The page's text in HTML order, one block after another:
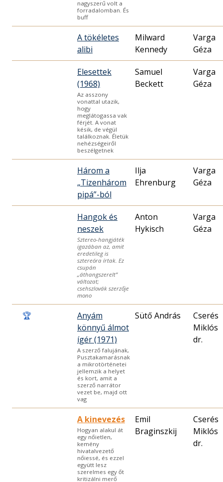
nagyszerű volt a
forradalomban. És
buff
A tökéletes
alibi
Milward
Kennedy
Varga
Géza
Elesettek
(1968)
Az asszony
vonattal utazik,
hogy
meglátogassa vak
férjét. A vonat
késik, de végül
találkoznak. Életük
nehézségeiről
beszélgetnek
Samuel
Beckett
Varga
Géza
Három a
„Tizenhárom
pipá”-ból
Ilja
Ehrenburg
Varga
Géza
Hangok és
neszek
Sztereo-hangjáték
igazában az, amit
eredetileg is
sztereóra írtak. Ez
csupán
„áthangszerelt”
változat;
csehszlovák szerzője
mono
Anton
Hykisch
Varga
Géza
🏆
Anyám
könnyű álmot
ígér (1971)
A szerző falujának,
Pusztakamarásnak
a mikrotörténetei
jellemzik a helyet
és kort, amit a
szerző narrátor
vezet be, majd ott
vag
Sütő András
Cserés
Miklós
dr.
A kinevezés
Hogyan alakul át
egy nőietlen,
kemény
hivatalvezető
nőiessé, és ezzel
együtt lesz
szerelmes egy őt
kritizálni merő
Emil
Braginszkij
Cserés
Miklós
dr.